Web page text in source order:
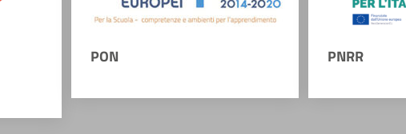
PON PNRR